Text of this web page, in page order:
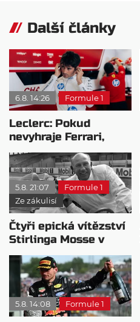
Další články
6.8. 14:26 Formule 1
Leclerc: Pokud
nevyhraje Ferrari,
přeji titul
Antonellimu
5.8. 21:07
Formule 1
Ze zákulisí
Čtyři epická vítězství
Stirlinga Mosse v
motorsportu
5.8. 14:08 Formule 1